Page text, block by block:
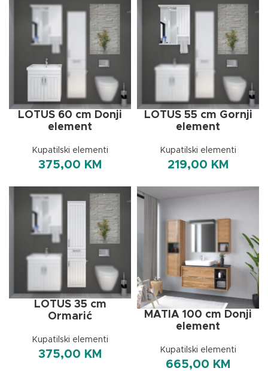
LOTUS 60 cm Donji
element
Kupatilski elementi
375,00 KM
LOTUS 55 cm Gornji
element
Kupatilski elementi
219,00 KM
LOTUS 35 cm
Ormarić
Kupatilski elementi
375,00 KM
MATIA 100 cm Donji
element
Kupatilski elementi
665,00 KM